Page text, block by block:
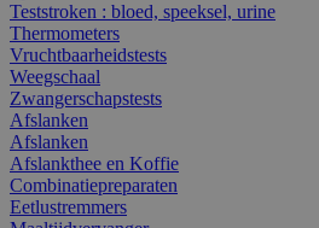
Teststroken : bloed, speeksel, urine
Thermometers
Vruchtbaarheidstests
Weegschaal
Zwangerschapstests
Afslanken
Afslanken
Afslankthee en Koffie
Combinatiepreparaten
Eetlustremmers